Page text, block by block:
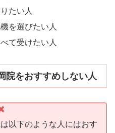
たい人
を選びたい人
て受けたい人
院をおすすめしない人
以下のような人にはおす